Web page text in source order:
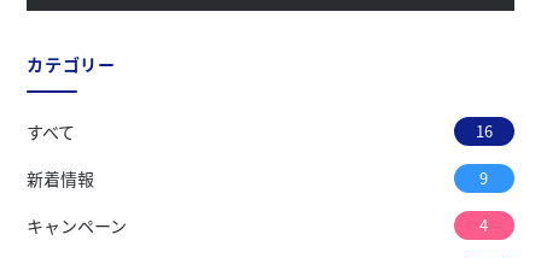
カテゴリー
すべて 16
新着情報 9
キャンペーン 4